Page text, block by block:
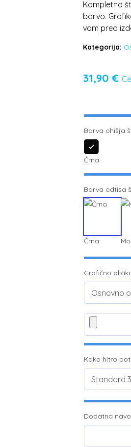
Kompletna
barvo.
vam pred
Kategorija:
31,90 €
Barva ohišja
Črna
Barva odtisa
Črna
Grafično
Kako hitro
Dodatna